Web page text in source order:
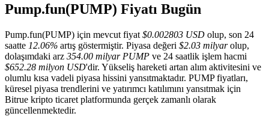
USDT Vadeli İşlemleri
Pump.fun(PUMP) Fiyatı Bugün
Pump.fun(PUMP) için mevcut fiyat $0.002803 USD olup, son 24
saatte 12.06% artış göstermiştir. Piyasa değeri $2.03 milyarolup,
dolaşımdaki arz 354.00 milyar PUMP ve 24 saatlik işlem hacmi
$652.28 milyon USD'dir. Yükseliş hareketi artan alım aktivitesini ve
olumlu kısa vadeli piyasa hissini yansıtmaktadır. PUMP fiyatları,
küresel piyasa trendlerini ve yatırımcı katılımını yansıtmak için
Bitrue kripto ticaret platformunda gerçek zamanlı olarak
güncellenmektedir.